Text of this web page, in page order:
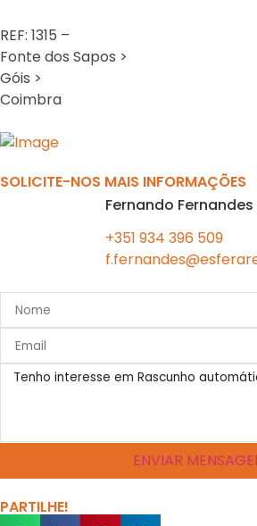
REF: 1315 –
Fonte dos Sapos >
Góis >
Coimbra
Previous
SOLICITE-NOS MAIS INFORMAÇÕES
Fernando Fernandes
+351 934 396 509
ENVIAR
PARTILHE!